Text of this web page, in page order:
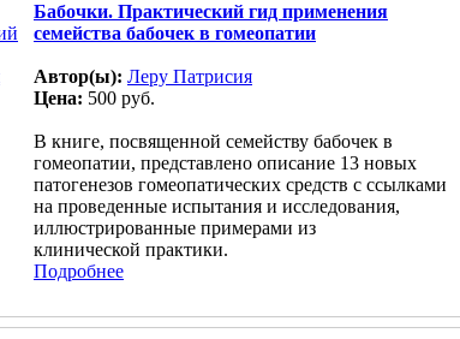
Бабочки. Практический гид применения
семейства бабочек в гомеопатии
Автор(ы): Леру Патрисия
Цена: 500 руб.
В книге, посвященной семейству бабочек в
гомеопатии, представлено описание 13 новых
патогенезов гомеопатических средств с ссылками
на проведенные испытания и исследования,
иллюстрированные примерами из
клинической практики.
Подробнее